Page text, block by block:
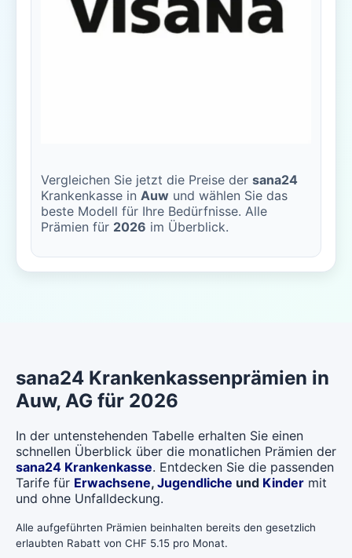
Vergleichen Sie jetzt die Preise der sana24
Krankenkasse in Auw und wählen Sie das
beste Modell für Ihre Bedürfnisse. Alle
Prämien für 2026 im Überblick.
sana24 Krankenkassenprämien in
Auw, AG für 2026
In der untenstehenden Tabelle erhalten Sie einen
schnellen Überblick über die monatlichen Prämien der
sana24 Krankenkasse. Entdecken Sie die passenden
Tarife für Erwachsene, Jugendliche und Kinder mit
und ohne Unfalldeckung.
Alle aufgeführten Prämien beinhalten bereits den gesetzlich
erlaubten Rabatt von CHF 5.15 pro Monat.